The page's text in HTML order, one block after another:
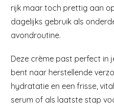
rijk maar toch prettig aan
dagelijks gebruik als
avondroutine.
Deze crème past perfect in
bent naar herstellende
hydratatie en een frisse,
serum of als laatste stap